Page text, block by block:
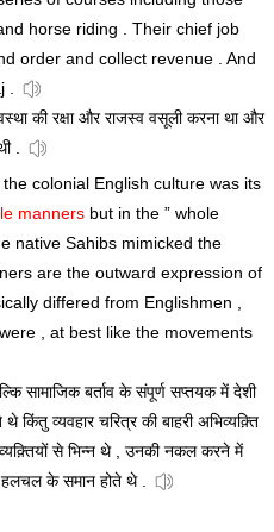
horse riding . Their chief job
order and collect revenue . And
की रक्षा और राजस्व वसूली करना था और
.
colonial English culture was its
manners but in the ” whole
native Sahibs mimicked the
are the outward expression of
differed from Englishmen ,
, at best like the movements
सामाजिक बर्ताव के संपूर्ण सप्तयक में देशी
व्यवहार चरित्र की बाहरी अभिव्यक़्ति
से भिन्न थे , उनकी नकल करने में
के समान होते थे .